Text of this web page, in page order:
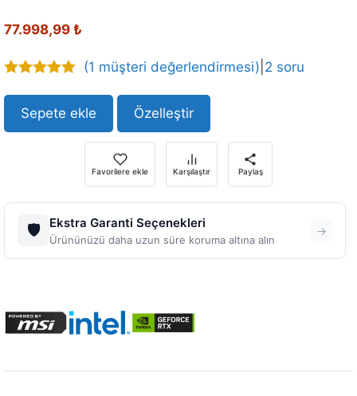
fiyat:
88.772,79 ₺.
77.998,99 ₺
77.998,99 ₺.
5
(1 müşteri değerlendirmesi) 2 soru
Sepete ekle Özelleştir
Favorilere ekle Karşılaştır Paylaş
🛡️ Ekstra Garanti Seçenekleri
Ürününüzü daha uzun süre koruma altına alın
→